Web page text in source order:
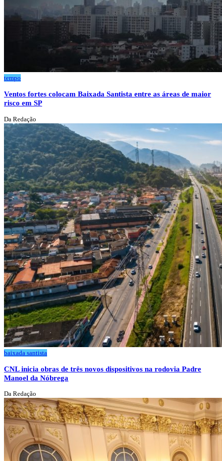
tempo
Ventos fortes colocam Baixada Santista entre as áreas de maior
risco em SP
Da Redação
baixada santista
CNL inicia obras de três novos dispositivos na rodovia Padre
Manoel da Nóbrega
Da Redação